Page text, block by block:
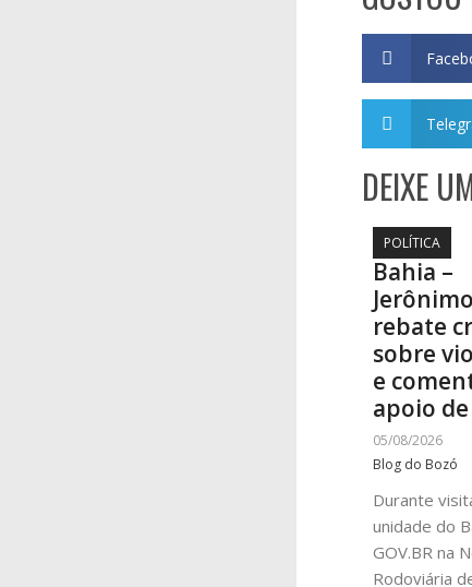
DEIXE
POLÍTICA
Bahia –
Jerônimo
rebate
sobre
e
apoio
05/08/2026
Blog do Bozó
Durante
unidade do
GOV.BR na
Rodoviária